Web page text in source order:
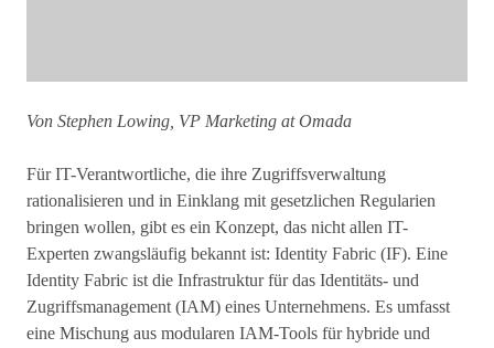
Von Stephen Lowing, VP Marketing at Omada
Für IT-Verantwortliche, die ihre Zugriffsverwaltung
rationalisieren und in Einklang mit gesetzlichen Regularien
bringen wollen, gibt es ein Konzept, das nicht allen IT-
Experten zwangsläufig bekannt ist: Identity Fabric (IF). Eine
Identity Fabric ist die Infrastruktur für das Identitäts- und
Zugriffsmanagement (IAM) eines Unternehmens. Es umfasst
eine Mischung aus modularen IAM-Tools für hybride und